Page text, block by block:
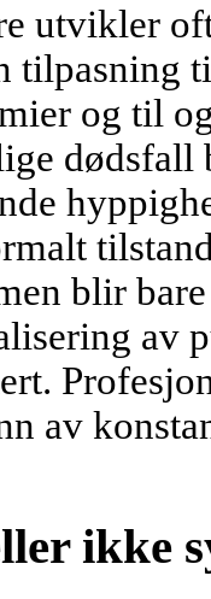
utvikler
tilpasning
og til
dødsfall
blir
av
av
ikke